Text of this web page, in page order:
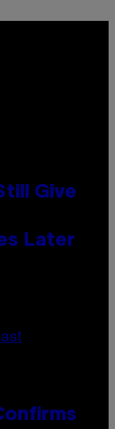
Give
Later